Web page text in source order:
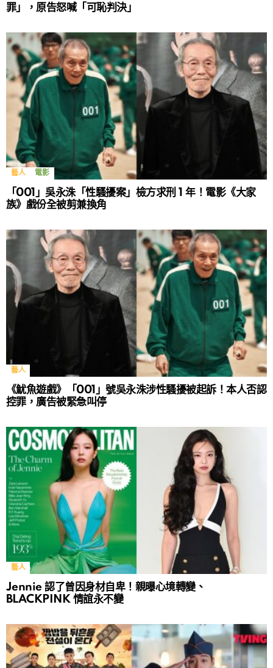
罪」，原告怒喊「可恥判決」
藝人 電影
「001」吳永洙「性騷擾案」檢方求刑 1 年！電影《大家
族》戲份全被剪兼換角
藝人
《魷魚遊戲》「001」號吳永洙涉性騷擾被起訴！本人否認
控罪，廣告被緊急叫停
藝人
Jennie 認了曾因身材自卑！親曝心境轉變、
BLACKPINK 情誼永不變